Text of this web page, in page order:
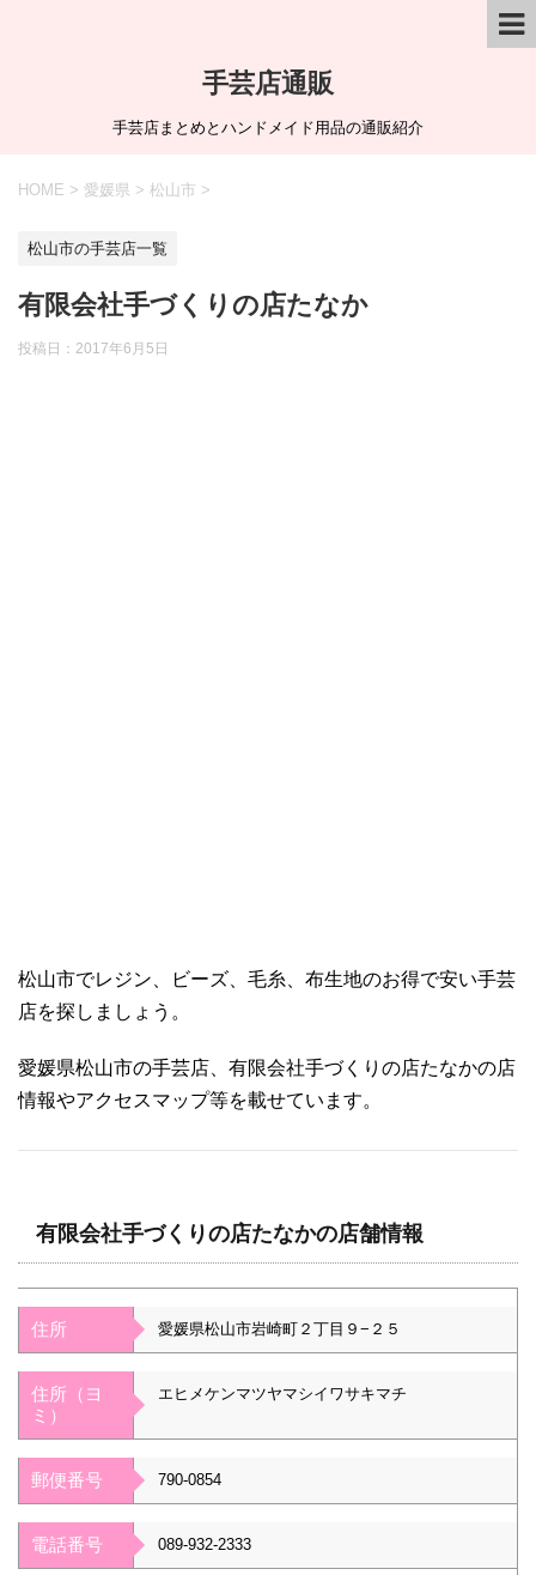
手芸店通販
手芸店まとめとハンドメイド用品の通販紹介
HOME > 愛媛県 > 松山市 >
松山市の手芸店一覧
有限会社手づくりの店たなか
投稿日： 2017年6月5日
松山市でレジン、ビーズ、毛糸、布生地のお得で安い手芸
店を探しましょう。
愛媛県松山市の手芸店、有限会社手づくりの店たなかの店
情報やアクセスマップ等を載せています。
有限会社手づくりの店たなかの店舗情報
住所 愛媛県松山市岩崎町２丁目９−２５
住所（ヨ
ミ）
エヒメケンマツヤマシイワサキマチ
郵便番号 790-0854
電話番号 089-932-2333